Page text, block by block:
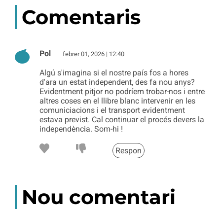
Comentaris
Pol febrer 01, 2026 | 12:40
Algú s'imagina si el nostre país fos a hores
d'ara un estat independent, des fa nou anys?
Evidentment pitjor no podríem trobar-nos i entre
altres coses en el llibre blanc intervenir en les
comuniciacions i el transport evidentment
estava previst. Cal continuar el procés devers la
independència. Som-hi !
Respon
Nou comentari